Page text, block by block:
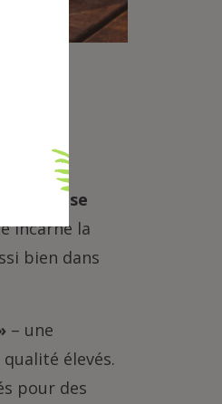
incarne la
bien dans
– une
élevés.
pour des